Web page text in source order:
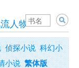
人物
侦探小说 科幻小
小说 繁体版